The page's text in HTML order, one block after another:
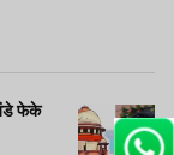
अंडे फेके